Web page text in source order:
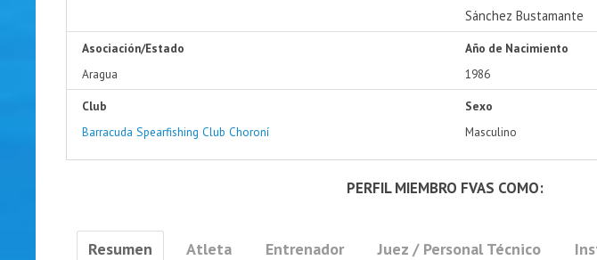
Sánchez Bustamante
Asociación/Estado
Aragua
Año de Nacimiento
1986
Club
Barracuda Spearfishing Club Choroní
Sexo
Masculino
PERFIL MIEMBRO FVAS COMO:
Resumen Atleta Entrenador Juez / Personal Técnico